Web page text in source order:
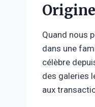
Quand nous
dans une
célèbre
des galeries
aux